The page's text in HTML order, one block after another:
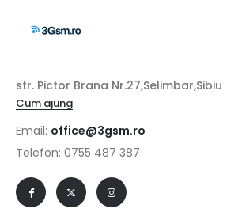
str. Pictor Brana Nr.27,Selimbar,Sibiu
Cum ajung
Email: office@3gsm.ro
Telefon: 0755 487 387